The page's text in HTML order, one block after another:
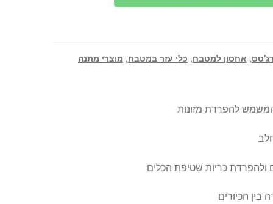
, אחסון למטבח, כלי עזר במטבח, מוצרי מתנה
להפרדת מזונות
ולהפרדת כריות שטיפת הכלים
הכיורים